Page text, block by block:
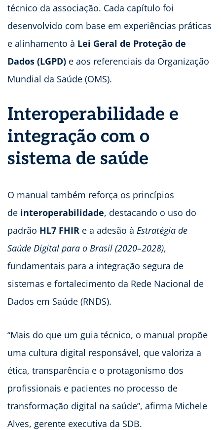
técnico da associação. Cada capítulo foi
desenvolvido com base em experiências práticas
e alinhamento à Lei Geral de Proteção de
Dados (LGPD) e aos referenciais da Organização
Mundial da Saúde (OMS).
Interoperabilidade e
integração com o
sistema de saúde
O manual também reforça os princípios
de interoperabilidade, destacando o uso do
padrão HL7 FHIR e a adesão à Estratégia de
Saúde Digital para o Brasil (2020–2028),
fundamentais para a integração segura de
sistemas e fortalecimento da Rede Nacional de
Dados em Saúde (RNDS).
“Mais do que um guia técnico, o manual propõe
uma cultura digital responsável, que valoriza a
ética, transparência e o protagonismo dos
profissionais e pacientes no processo de
transformação digital na saúde”, afirma Michele
Alves, gerente executiva da SDB.